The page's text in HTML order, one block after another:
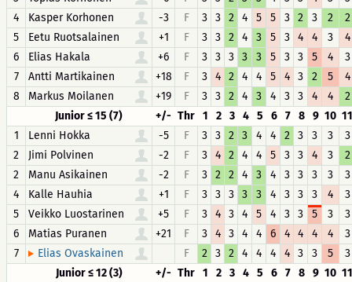
4
Kasper Korhonen -3 F 3 3 2 4 5 5 3 2 3 2
2
5
Eetu Ruotsalainen +1 F 3 3 2 4 3 5 3 4 4 3
4
6
Elias Hakala +6 F 3 3 3 3 3 5 3 3 5 4
3
7
Antti Martikainen +18 F 3 4 2 4 4 5 4 3 2 5
4
8
Markus Moilanen +19 F 3 3 2 4 3 4 3 3 4 4
2
Junior ≤ 15 (7)
+/- Thr 1 2 3 4 5 6 7 8 9 10 11
1
Lenni Hokka -5 F 3 3 2 3 4 4 2 3 3 3
3
2
Jimi Polvinen -2 F 3 4 2 4 4 5 3 3 4 3
2
2
Manu Asikainen -2 F 3 2 2 4 3 4 3 3 3 3
3
4
Kalle Hauhia +1 F 3 3 3 3 3 4 3 3 3 4
3
5
Veikko Luostarinen +5 F 3 4 3 4 5 4 3 3 5 3
3
6
Matias Puranen +21 F 3 4 3 4 4 6 4 4 4 4
3
7
Elias Ovaskainen F 2 3 2 4 4 4 4 3 3 5
3
Junior ≤ 12 (3)
+/- Thr 1 2 3 4 5 6 7 8 9 10 11